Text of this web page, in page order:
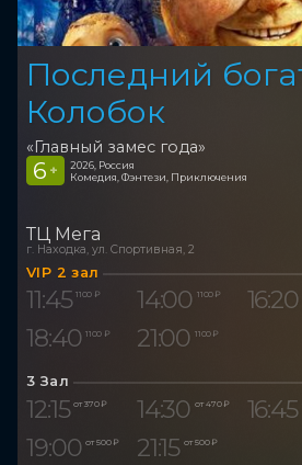
Последний
Колобок
«Главный замес года»
6 +
2026, Россия
Комедия, Фэнтези, Приключения
ТЦ Мега
г. Находка, ул. Спортивная, 2
VIP 2 зал
11:45 1 100 ₽ 14:00 1 100 ₽ 16:20
18:40 1 100 ₽ 21:00 1 100 ₽
3 Зал
12:15 от 370 ₽ 14:30 от 470 ₽ 16:45
19:00 от 500 ₽ 21:15 от 500 ₽